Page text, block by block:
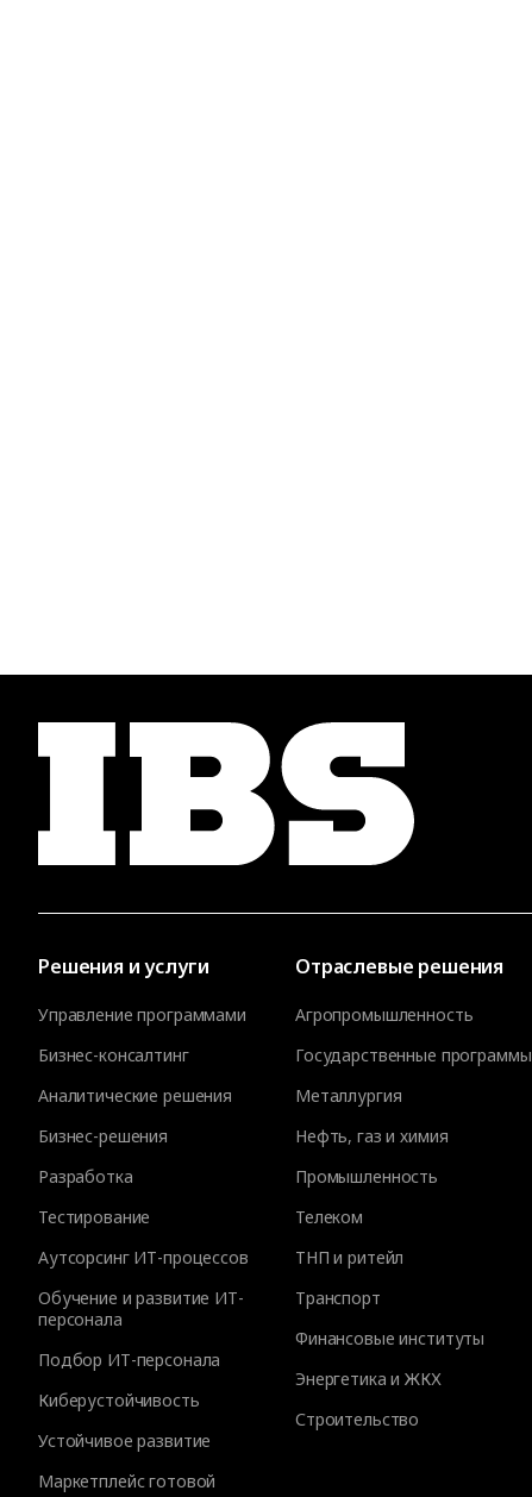
Решения и услуги
Управление программами
Бизнес-консалтинг
Аналитические решения
Бизнес-решения
Разработка
Тестирование
Аутсорсинг ИТ-процессов
Обучение и развитие ИТ-
персонала
Подбор ИТ-персонала
Киберустойчивость
Устойчивое развитие
Маркетплейс готовой
Отраслевые решения
Агропромышленность
Государственные программы
Металлургия
Нефть, газ и химия
Промышленность
Телеком
ТНП и ритейл
Транспорт
Финансовые институты
Энергетика и ЖКХ
Строительство